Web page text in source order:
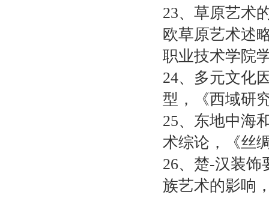
23、草原艺术
欧草原艺术述
职业技术学院
24、多元文化
型，《西域研
25、东地中海
术综论，《丝
26、楚-汉装饰
族艺术的影响